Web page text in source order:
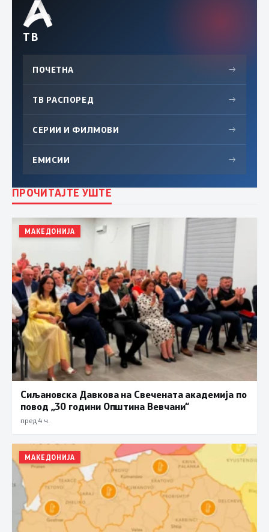
ТВ
ПОЧЕТНА →
ТВ РАСПОРЕД →
СЕРИИ И ФИЛМОВИ →
ЕМИСИИ →
ПРОЧИТАЈТЕ УШТЕ
МАКЕДОНИЈА
Сиљановска Давкова на Свечената академија по
повод „30 години Општина Вевчани“
пред 4 ч.
МАКЕДОНИЈА